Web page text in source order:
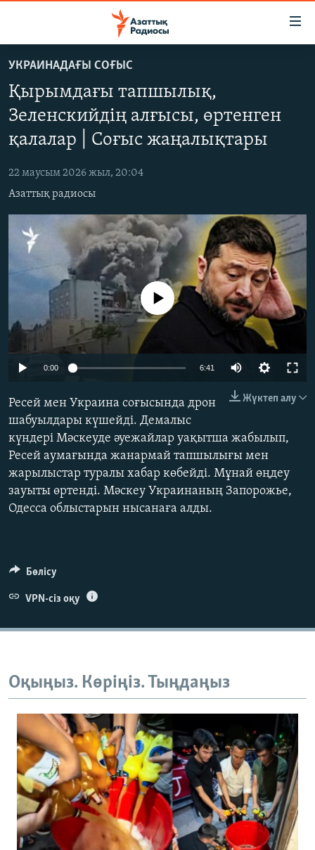
to
main
content
to
Navigation
Skip
to
Search
ЖАҢАЛЫҚТАР
САЯСАТ
AZATTYQTV
ҚАҢТАР ОҚИҒАСЫ
АДАМ ҚҰҚЫҚТАРЫ
ӘЛЕУМЕТ
ӘЛЕМ
АРНАЙЫ ЖОБАЛАР
Русский
ЖАЗЫЛЫҢЫЗ
УКРАИНАДАҒЫ СОҒЫС
Қырымдағы тапшылық,
Зеленскийдің алғысы, өртенген
қалалар | Соғыс жаңалықтары
22 маусым 2026 жыл, 20:04
Азаттық радиосы
240p 360p
1080p
No media source currently available
0:00 6:41
480p
1080p
Жүктеп алу
Ресей мен Украина соғысында дрон
шабуылдары күшейді. Демалыс
күндері Мәскеуде әуежайлар уақытша жабылып,
Ресей аумағында жанармай тапшылығы мен
жарылыстар туралы хабар көбейді. Мұнай өңдеу
зауыты өртенді. Мәскеу Украинаның Запорожье,
Одесса облыстарын нысанаға алды.
Бөлісу
VPN-сіз оқу
Оқыңыз. Көріңіз. Тыңдаңыз